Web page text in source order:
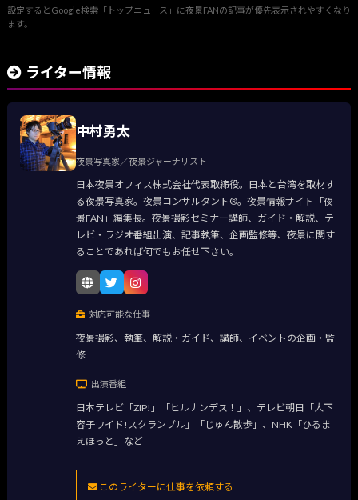
設定するとGoogle検索「トップニュース」に夜景FANの記事が優先表示されやすくなり
ます。
ライター情報
中村勇太
夜景写真家／夜景ジャーナリスト
日本夜景オフィス株式会社代表取締役。日本と台湾を取材す
る夜景写真家。夜景コンサルタント®。夜景情報サイト「夜
景FAN」編集長。夜景撮影セミナー講師、ガイド・解説、テ
レビ・ラジオ番組出演、記事執筆、企画監修等、夜景に関す
ることであれば何でもお任せ下さい。
対応可能な仕事
夜景撮影、執筆、解説・ガイド、講師、イベントの企画・監
修
出演番組
日本テレビ「ZIP!」「ヒルナンデス！」、テレビ朝日「大下
容子ワイド!スクランブル」「じゅん散歩」、NHK「ひるま
えほっと」など
このライターに仕事を依頼する